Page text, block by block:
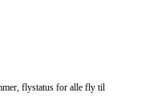
flystatus for alle fly til